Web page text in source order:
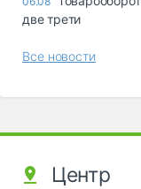
две трети
Все новости
Центр